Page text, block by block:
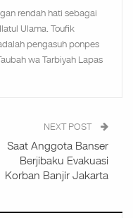
rendah hati sebagai
Ulama. Toufik
pengasuh ponpes
wa Tarbiyah Lapas
NEXT POST
Saat Anggota Banser
Berjibaku Evakuasi
Korban Banjir Jakarta